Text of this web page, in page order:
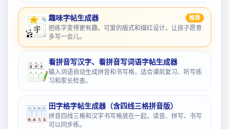
趣味字帖生成器 推荐
把练字变得更有趣。可爱的版式和描红设计，让孩子愿意
多写一会儿。
看拼音写汉字、看拼音写词语字帖生成器
输入词语自动生成拼音和书写格，适合课前复习、听写练
习和家长检查。
田字格字帖生成器（含四线三格拼音版）
拼音四线三格和汉字书写格放在一起，读音、拼写、书写
可以同步练。